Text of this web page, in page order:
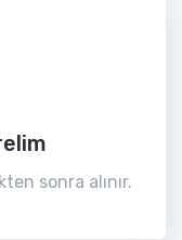
sonra alınır.